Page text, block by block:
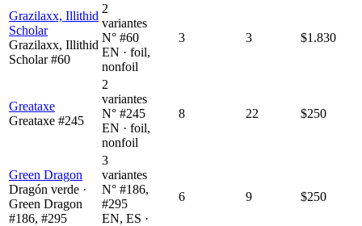
Grazilaxx, Illithid
Scholar
Grazilaxx, Illithid
Scholar #60
2
variantes
N° #60
EN · foil,
nonfoil
3 3 $1.830
Greataxe
Greataxe #245
2
variantes
N° #245
EN · foil,
nonfoil
8 22 $250
Green Dragon
Dragón verde ·
Green Dragon
#186, #295
3
variantes
N° #186,
#295
EN, ES ·
6 9 $250